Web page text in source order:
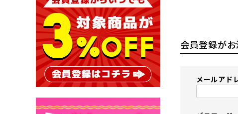
会員登録が
メールアド